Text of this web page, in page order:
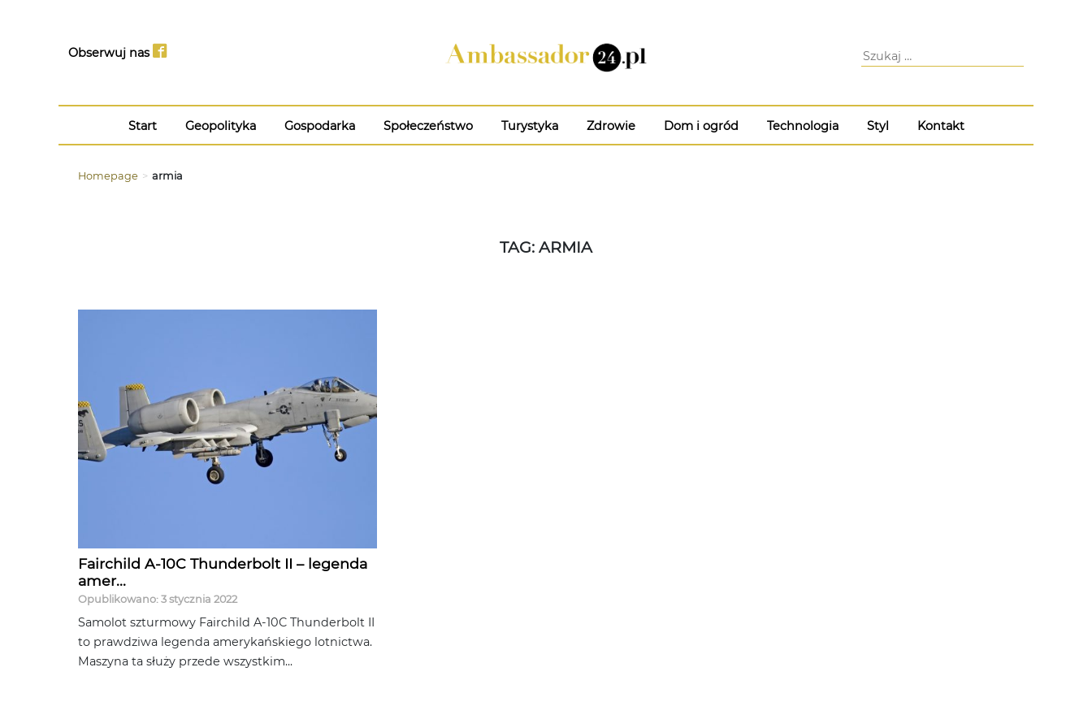
Obserwuj nas
Start Geopolityka Gospodarka Społeczeństwo Turystyka Zdrowie Dom i ogród Technologia Styl Kontakt
Homepage > armia
TAG: ARMIA
Fairchild A-10C Thunderbolt II – legenda
amer...
Opublikowano: 3 stycznia 2022
Samolot szturmowy Fairchild A-10C Thunderbolt II
to prawdziwa legenda amerykańskiego lotnictwa.
Maszyna ta służy przede wszystkim...